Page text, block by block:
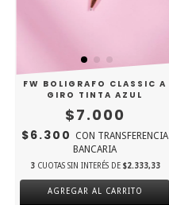
FW BOLIGRAFO CLASSIC A
GIRO TINTA AZUL
$7.000
$6.300 CON TRANSFERENCIA
BANCARIA
3 CUOTAS SIN INTERÉS DE $2.333,33
AGREGAR AL CARRITO